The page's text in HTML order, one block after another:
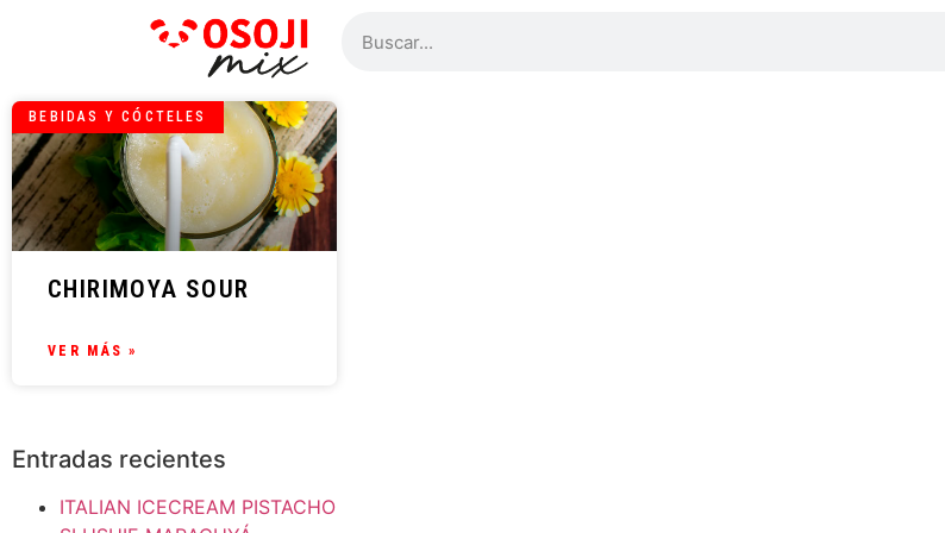
BEBIDAS Y CÓCTELES
CHIRIMOYA SOUR
VER MÁS »
Entradas recientes
ITALIAN ICECREAM PISTACHO